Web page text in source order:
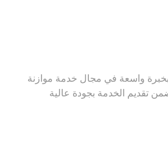
واسعة في مجال خدمة موازنة
تقديم الخدمة بجودة عالية